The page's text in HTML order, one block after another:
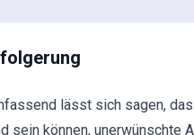
lässt sich sagen,
sein können, unerwünschte